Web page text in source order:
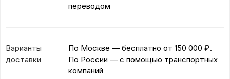
переводом
Варианты
доставки
По Москве — бесплатно от 150 000 ₽.
По России — с помощью транспортных
компаний